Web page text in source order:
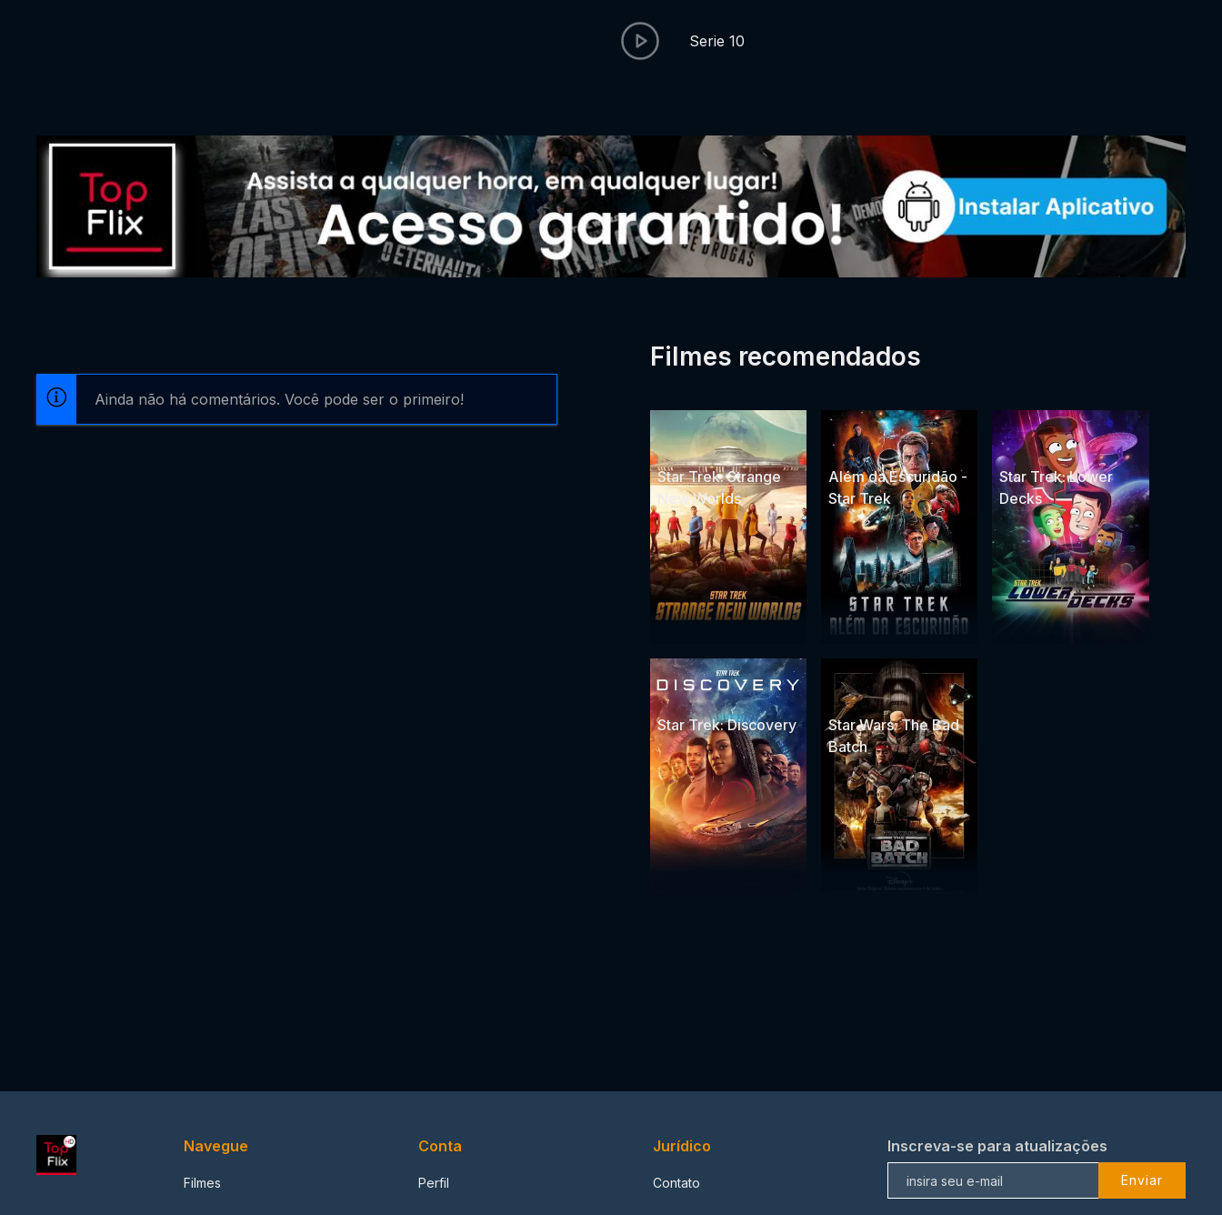
Serie 10
Ainda não há comentários. Você pode ser o primeiro!
Filmes recomendados
Star Trek: Strange
New Worlds
Além da Escuridão -
Star Trek
Star Trek: Lower
Decks
Star Trek: Discovery
Star Wars: The Bad
Batch
Navegue
Filmes
Conta
Perfil
Jurídico
Contato
Inscreva-se para atualizações
Enviar